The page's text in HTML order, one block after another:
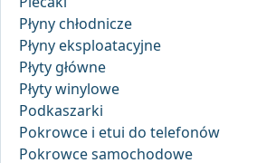
Płyny chłodnicze
Płyny eksploatacyjne
Płyty główne
Płyty winylowe
Podkaszarki
Pokrowce i etui do telefonów
Pokrowce samochodowe